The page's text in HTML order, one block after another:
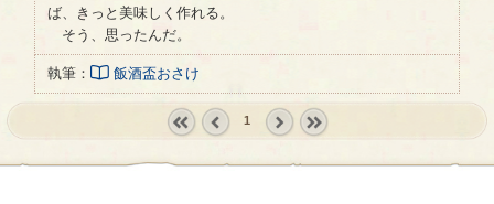
ば、きっと美味しく作れる。
そう、思ったんだ。
執筆： 飯酒盃おさけ
1